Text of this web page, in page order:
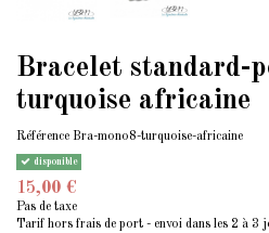
Bracelet standard-
turquoise africaine
Référence Bra-mono8-turquoise-africaine
disponible
15,00 €
Pas de taxe
Tarif hors frais de port - envoi dans les 2 à 3